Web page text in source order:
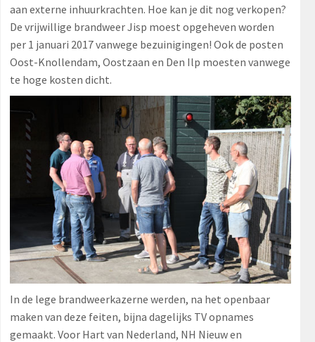
aan externe inhuurkrachten. Hoe kan je dit nog verkopen?
De vrijwillige brandweer Jisp moest opgeheven worden
per 1 januari 2017 vanwege bezuinigingen! Ook de posten
Oost-Knollendam, Oostzaan en Den Ilp moesten vanwege
te hoge kosten dicht.
In de lege brandweerkazerne werden, na het openbaar
maken van deze feiten, bijna dagelijks TV opnames
gemaakt. Voor Hart van Nederland, NH Nieuw en